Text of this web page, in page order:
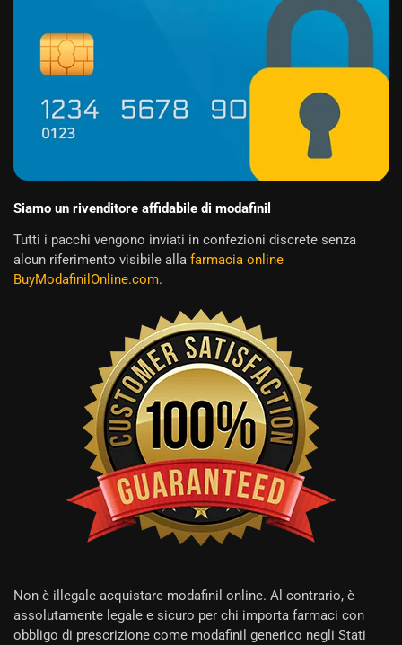
Siamo un rivenditore affidabile di modafinil
Tutti i pacchi vengono inviati in confezioni discrete senza
alcun riferimento visibile alla farmacia online
BuyModafinilOnline.com.
Non è illegale acquistare modafinil online. Al contrario, è
assolutamente legale e sicuro per chi importa farmaci con
obbligo di prescrizione come modafinil generico negli Stati